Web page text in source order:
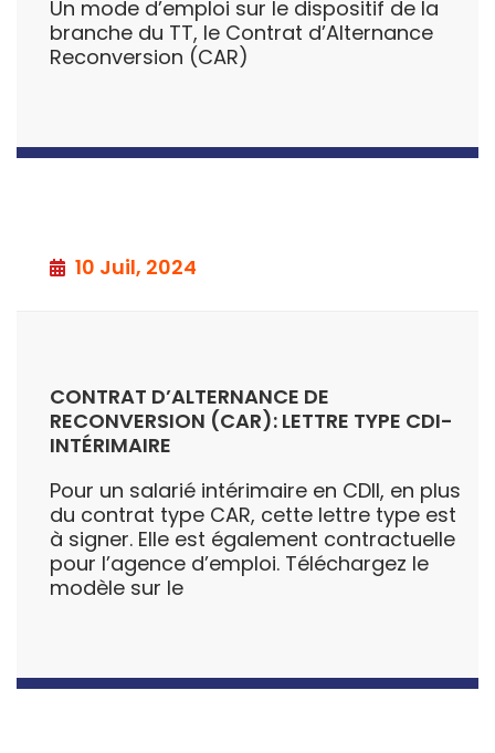
Un mode d’emploi sur le dispositif de la
branche du TT, le Contrat d’Alternance
Reconversion (CAR)
10 Juil, 2024
CONTRAT D’ALTERNANCE DE
RECONVERSION (CAR): LETTRE TYPE CDI-
INTÉRIMAIRE
Pour un salarié intérimaire en CDII, en plus
du contrat type CAR, cette lettre type est
à signer. Elle est également contractuelle
pour l’agence d’emploi. Téléchargez le
modèle sur le